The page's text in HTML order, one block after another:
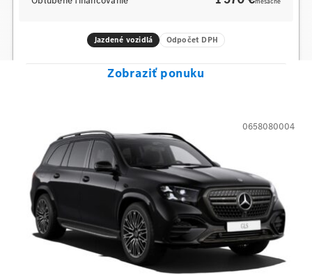
Jazdené vozidlá Odpočet DPH
Zobraziť ponuku
0658080004